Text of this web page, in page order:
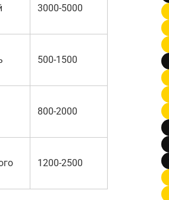
3000-5000
500-1500
800-2000
1200-2500